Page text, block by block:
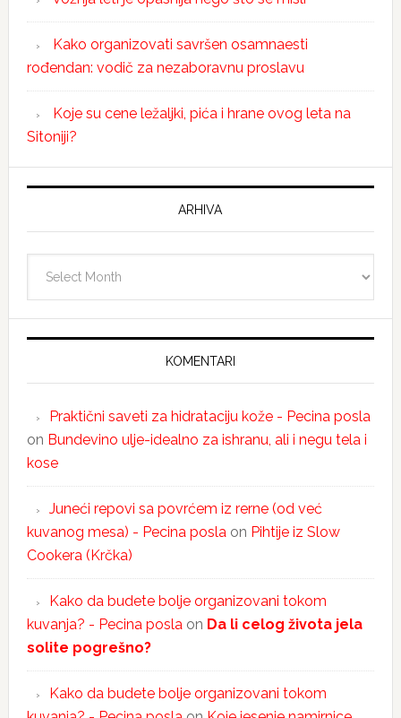
Kako organizovati savršen osamnaesti
rođendan: vodič za nezaboravnu proslavu
Koje su cene ležaljki, pića i hrane ovog leta na
Sitoniji?
ARHIVA
KOMENTARI
Praktični saveti za hidrataciju kože - Pecina posla
on Bundevino ulje-idealno za ishranu, ali i negu tela i
kose
Juneći repovi sa povrćem iz rerne (od već
kuvanog mesa) - Pecina poslaon Pihtije iz Slow
Cookera (Krčka)
Kako da budete bolje organizovani tokom
kuvanja? - Pecina poslaon Da li celog života jela
solite pogrešno?
Kako da budete bolje organizovani tokom